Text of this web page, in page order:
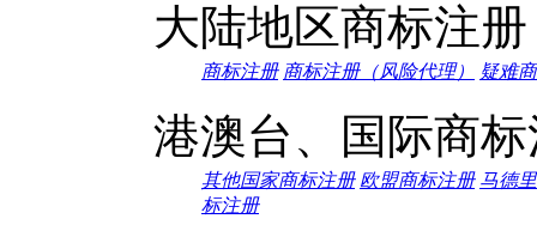
大陆地区商标注册
商标注册 商标注册（风险代理） 疑难
港澳台、国际商
其他国家商标注册 欧盟商标注册 马德
标注册